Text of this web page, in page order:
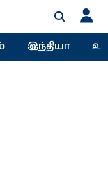
இந்தியா